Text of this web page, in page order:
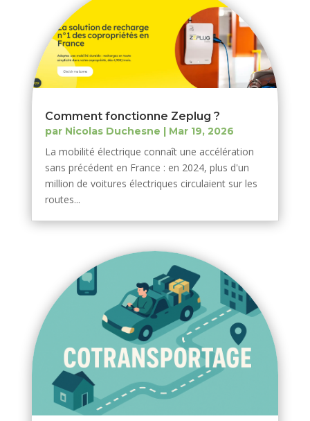
Comment fonctionne Zeplug ?
par Nicolas Duchesne Mar 19, 2026
La mobilité électrique connaît une accélération
sans précédent en France : en 2024, plus d'un
million de voitures électriques circulaient sur les
routes...